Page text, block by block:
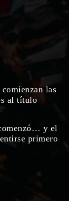
las
al título
y el
primero